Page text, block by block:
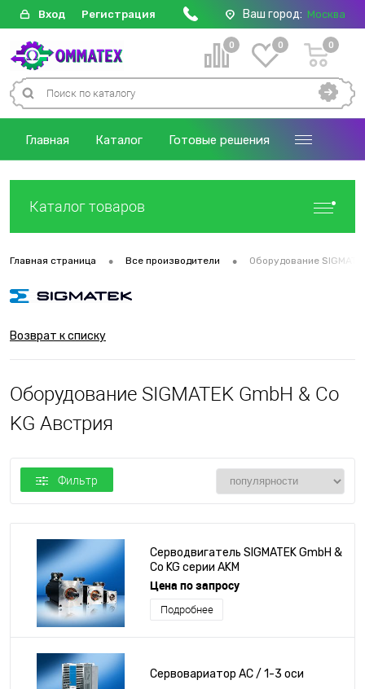
Вход Регистрация Ваш город: Москва
0 0 0
Главная Каталог Готовые решения
Каталог товаров
Главная страница • Все производители • Оборудование
Возврат к списку
Оборудование SIGMATEK GmbH & Co
KG Австрия
Фильтр
Серводвигатель SIGMATEK GmbH &
Co KG серии AKM
Цена по запросу
Подробнее
Сервовариатор AC / 1-3 оси